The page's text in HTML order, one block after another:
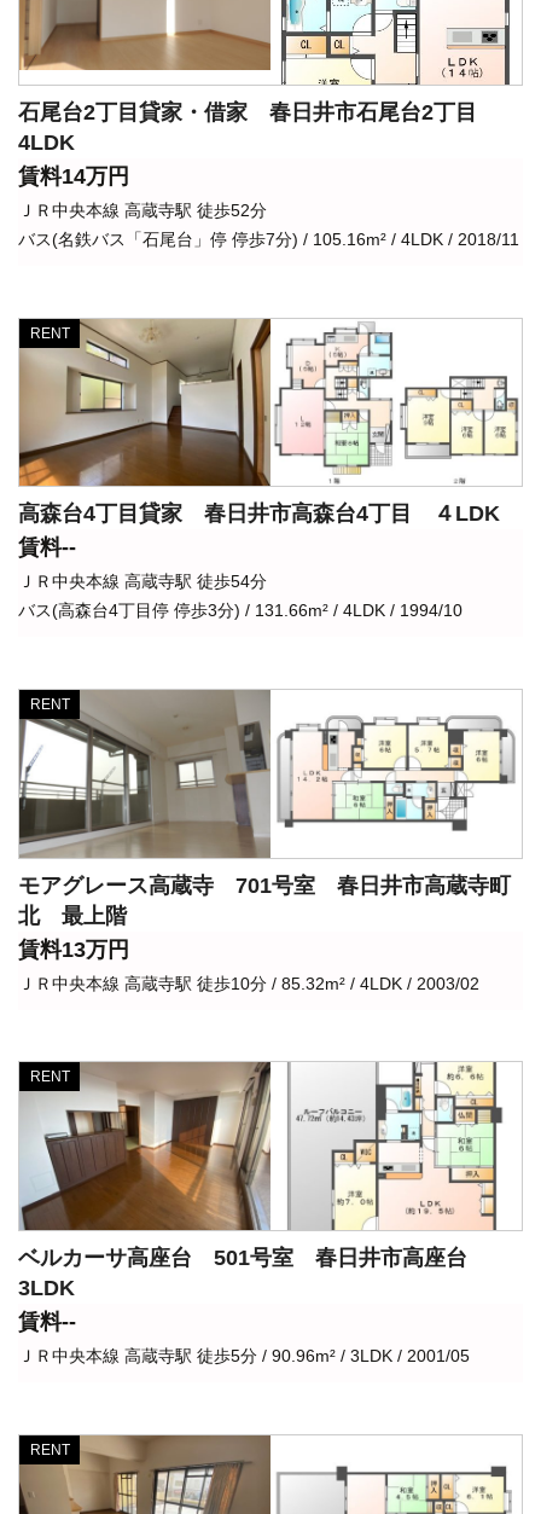
石尾台2丁目貸家・借家 春日井市石尾台2丁目
4LDK
賃料14万円
ＪＲ中央本線 高蔵寺駅 徒歩52分
バス(名鉄バス「石尾台」停 停歩7分) / 105.16m² / 4LDK / 2018/11
RENT
高森台4丁目貸家 春日井市高森台4丁目 ４LDK
賃料--
ＪＲ中央本線 高蔵寺駅 徒歩54分
バス(高森台4丁目停 停歩3分) / 131.66m² / 4LDK / 1994/10
RENT
モアグレース高蔵寺 701号室 春日井市高蔵寺町
北 最上階
賃料13万円
ＪＲ中央本線 高蔵寺駅 徒歩10分 / 85.32m² / 4LDK / 2003/02
RENT
ベルカーサ高座台 501号室 春日井市高座台
3LDK
賃料--
ＪＲ中央本線 高蔵寺駅 徒歩5分 / 90.96m² / 3LDK / 2001/05
RENT